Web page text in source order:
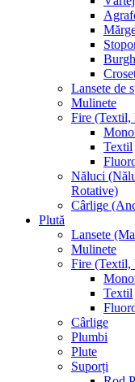
Lansete de
Mulinete
Fire (Textil,
Textil
Năluci
Rotative)
Cârlige
Plută
Lansete
Mulinete
Fire (Textil,
Textil
Cârlige
Plumbi
Plute
Suporți